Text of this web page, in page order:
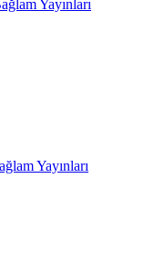
Yayınları